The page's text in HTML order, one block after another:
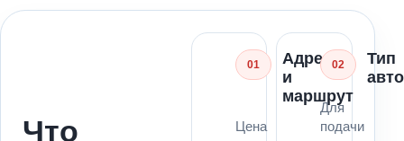
Что
01
Адрес
и
маршрут
Цена
02
Тип
Для
подачи